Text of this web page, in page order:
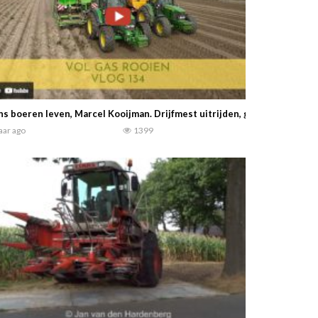
boeren leven, Marcel Kooijman. Drijfmest uitrijden, groenbemester
ago 1399